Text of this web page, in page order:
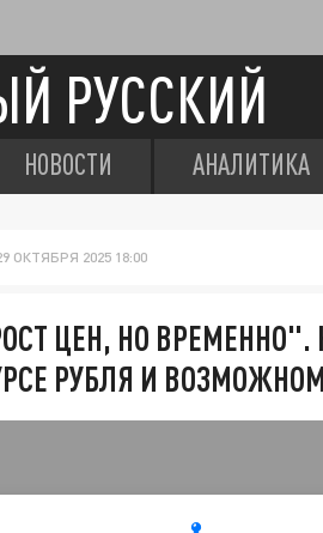
РУССКИЙ
НОВОСТИ АНАЛИТИКА
ОКТЯБРЯ 2025 18:00
ЦЕН, НО
РУБЛЯ И